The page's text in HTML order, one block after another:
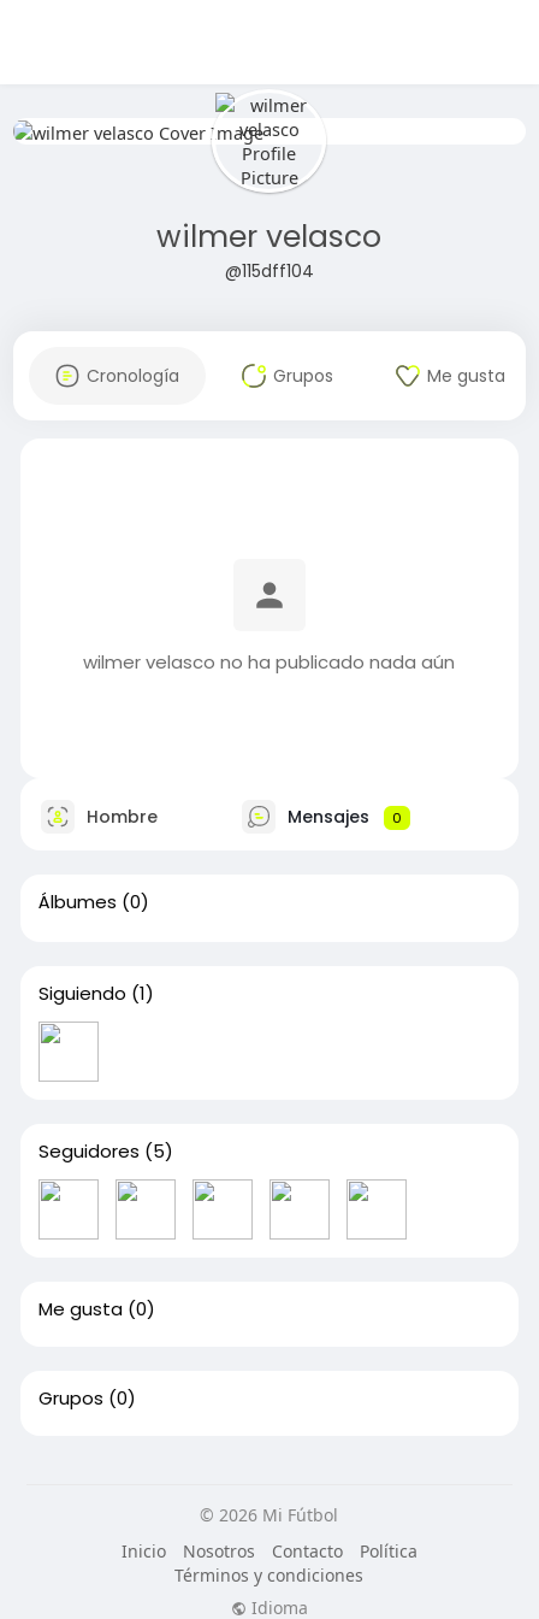
wilmer velasco
@115dff104
Cronología Grupos Me gusta
wilmer velasco no ha publicado nada aún
Hombre Mensajes 0
Álbumes (0)
Siguiendo (1)
Seguidores (5)
Me gusta (0)
Grupos (0)
© 2026 Mi Fútbol
Inicio
Nosotros Contacto
Política
Términos y condiciones
Idioma